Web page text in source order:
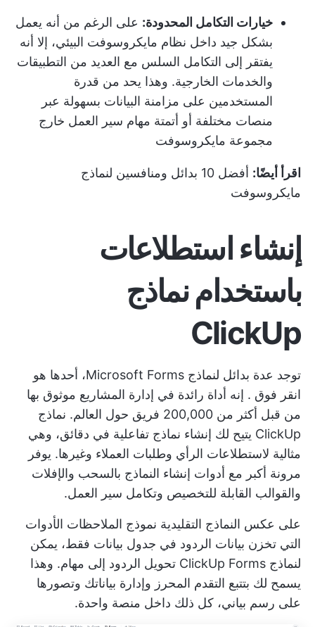
خيارات التكامل المحدودة: على الرغم من أنه يعمل
بشكل جيد داخل نظام مايكروسوفت البيئي، إلا أنه
يفتقر إلى التكامل السلس مع العديد من التطبيقات
والخدمات الخارجية. وهذا يحد من قدرة
المستخدمين على مزامنة البيانات بسهولة عبر
منصات مختلفة أو أتمتة مهام سير العمل خارج
مجموعة مايكروسوفت
اقرأ أيضًا:
أفضل 10 بدائل ومنافسين لنماذج
مايكروسوفت
إنشاء استطلاعات
باستخدام نماذج
ClickUp
توجد عدة بدائل لنماذج Microsoft Forms، أحدها هو
انقر فوق . إنه أداة رائدة في إدارة المشاريع موثوق بها
من قبل أكثر من 200,000 فريق حول العالم.
نماذج
ClickUp يتيح لك إنشاء نماذج تفاعلية في دقائق، وهي
مثالية لاستطلاعات الرأي وطلبات العملاء وغيرها. يوفر
مرونة أكبر مع أدوات إنشاء النماذج بالسحب والإفلات
والقوالب القابلة للتخصيص وتكامل سير العمل.
على عكس النماذج التقليدية نموذج الملاحظات الأدوات
التي تخزن بيانات الردود في جدول بيانات فقط، يمكن
لنماذج ClickUp Forms تحويل الردود إلى مهام. وهذا
يسمح لك بتتبع التقدم المحرز وإدارة بياناتك وتصورها
على رسم بياني، كل ذلك داخل منصة واحدة.